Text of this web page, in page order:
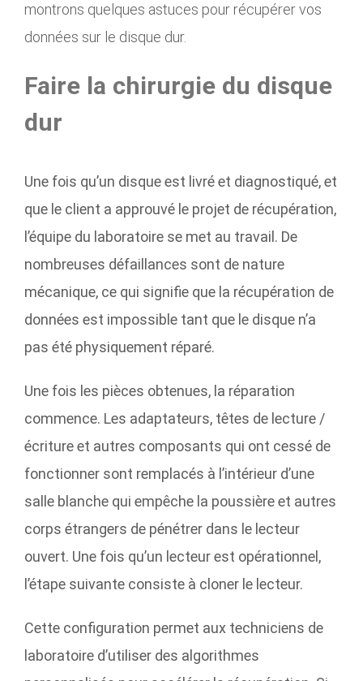
montrons quelques astuces pour récupérer vos
données sur le disque dur.
Faire la chirurgie du disque
dur
Une fois qu’un disque est livré et diagnostiqué, et
que le client a approuvé le projet de récupération,
l’équipe du laboratoire se met au travail. De
nombreuses défaillances sont de nature
mécanique, ce qui signifie que la récupération de
données est impossible tant que le disque n’a
pas été physiquement réparé.
Une fois les pièces obtenues, la réparation
commence. Les adaptateurs, têtes de lecture /
écriture et autres composants qui ont cessé de
fonctionner sont remplacés à l’intérieur d’une
salle blanche qui empêche la poussière et autres
corps étrangers de pénétrer dans le lecteur
ouvert. Une fois qu’un lecteur est opérationnel,
l’étape suivante consiste à cloner le lecteur.
Cette configuration permet aux techniciens de
laboratoire d’utiliser des algorithmes